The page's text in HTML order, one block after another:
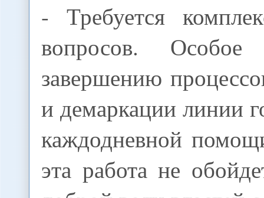
- Требуется
вопросов.
завершению
и демаркации линии
каждодневной
эта работа не